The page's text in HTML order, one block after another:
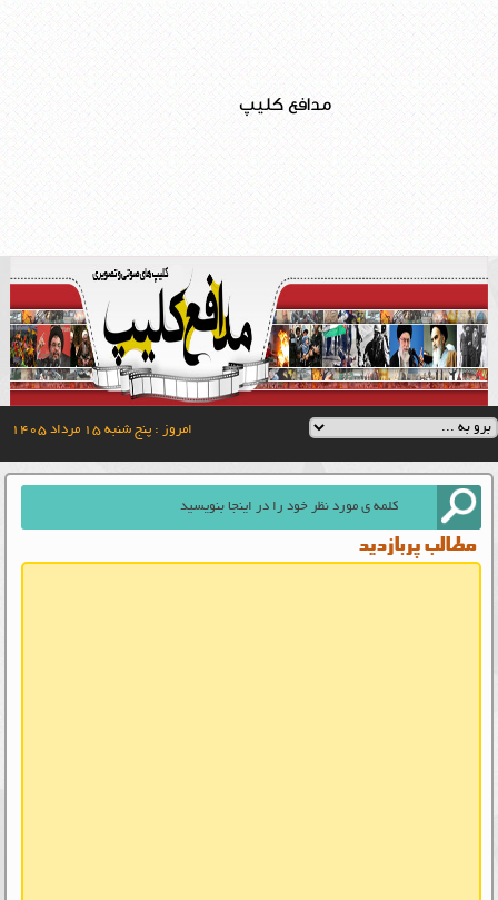
مدافع کلیپ
امروز : پنج شنبه ۱۵ مرداد ۱۴۰۵
مطالب پربازدید